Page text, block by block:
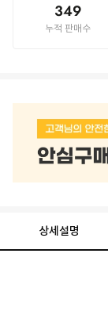
349
누적 판매수
상세설명